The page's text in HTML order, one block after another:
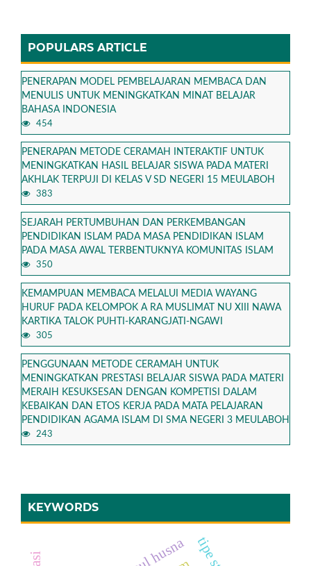
POPULARS ARTICLE
PENERAPAN MODEL PEMBELAJARAN MEMBACA DAN
MENULIS UNTUK MENINGKATKAN MINAT BELAJAR
BAHASA INDONESIA
454
PENERAPAN METODE CERAMAH INTERAKTIF UNTUK
MENINGKATKAN HASIL BELAJAR SISWA PADA MATERI
AKHLAK TERPUJI DI KELAS V SD NEGERI 15 MEULABOH
383
SEJARAH PERTUMBUHAN DAN PERKEMBANGAN
PENDIDIKAN ISLAM PADA MASA PENDIDIKAN ISLAM
PADA MASA AWAL TERBENTUKNYA KOMUNITAS ISLAM
350
KEMAMPUAN MEMBACA MELALUI MEDIA WAYANG
HURUF PADA KELOMPOK A RA MUSLIMAT NU XIII NAWA
KARTIKA TALOK PUHTI-KARANGJATI-NGAWI
305
PENGGUNAAN METODE CERAMAH UNTUK
MENINGKATKAN PRESTASI BELAJAR SISWA PADA MATERI
MERAIH KESUKSESAN DENGAN KOMPETISI DALAM
KEBAIKAN DAN ETOS KERJA PADA MATA PELAJARAN
PENDIDIKAN AGAMA ISLAM DI SMA NEGERI 3 MEULABOH
243
KEYWORDS